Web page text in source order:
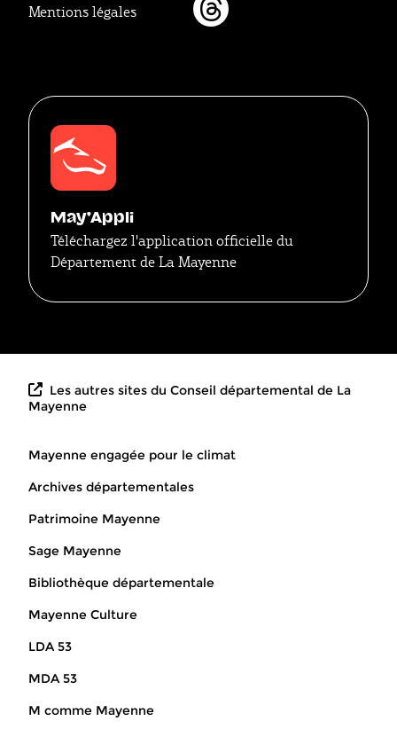
Mentions légales
May'Appli
Téléchargez l'application officielle du
Département de La Mayenne
Les autres sites du Conseil départemental de La
Mayenne
Mayenne engagée pour le climat
Archives départementales
Patrimoine Mayenne
Sage Mayenne
Bibliothèque départementale
Mayenne Culture
LDA 53
MDA 53
M comme Mayenne